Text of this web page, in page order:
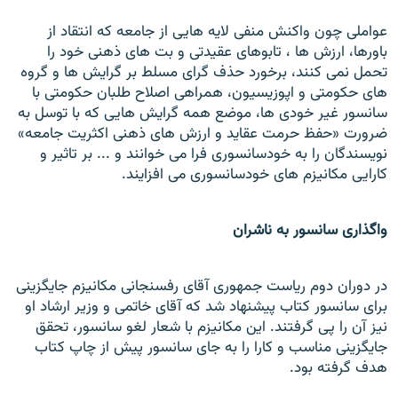
عواملی چون واکنش منفی لايه هایی از جامعه که انتقاد از
باورها، ارزش ها ، تابوهای عقيدتی و بت های ذهنی خود را
تحمل نمی کنند، برخورد حذف گرای مسلط بر گرايش ها و گروه
های حکومتی و اپوزيسيون، همراهی اصلاح طلبان حکومتی با
سانسور غير خودی ها، موضع همه گرايش هایی که با توسل به
ضرورت «حفظ حرمت عقايد و ارزش های ذهنی اکثريت جامعه»
نويسندگان را به خودسانسوری فرا می خوانند و ... بر تاثير و
کارایی مکانيزم های خودسانسوری می افزايند.
واگذاری سانسور به ناشران
در دوران دوم رياست جمهوری آقای رفسنجانی مکانيزم جايگزينی
برای سانسور کتاب پيشنهاد شد که آقای خاتمی و وزير ارشاد او
نيز آن را پی گرفتند. اين مکانيزم با شعار لغو سانسور، تحقق
جايگزينی مناسب و کارا را به جای سانسور پيش از چاپ کتاب
هدف گرفته بود.